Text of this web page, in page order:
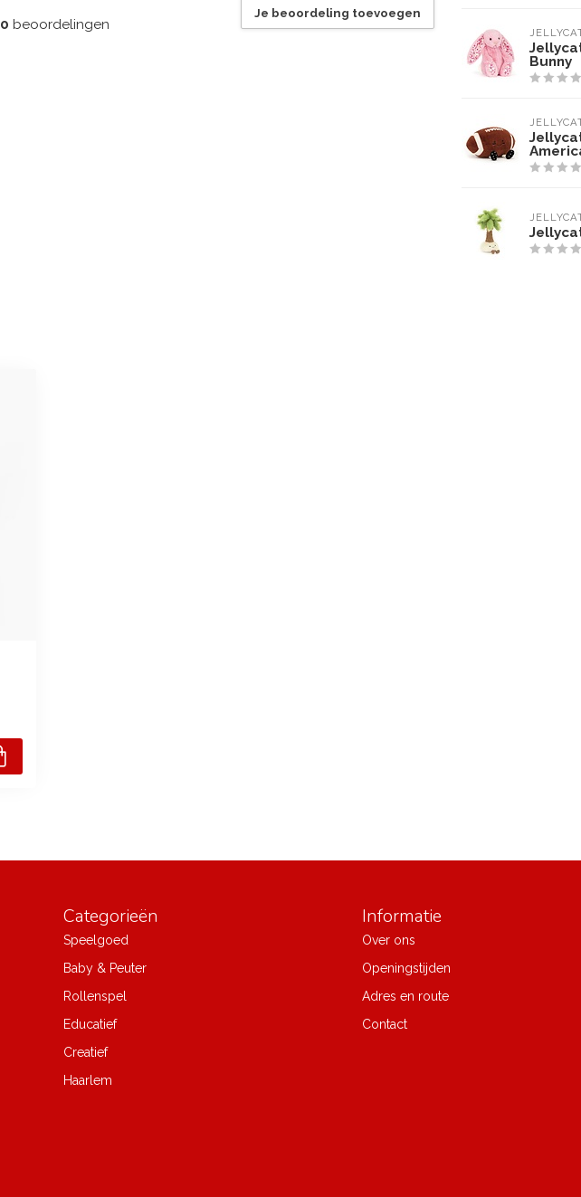
0 beoordelingen
Je beoordeling toevoegen
Bunny
Categorieën
Speelgoed
Baby & Peuter
Rollenspel
Educatief
Creatief
Haarlem
Informatie
Over ons
Openingstijden
Adres en route
Contact